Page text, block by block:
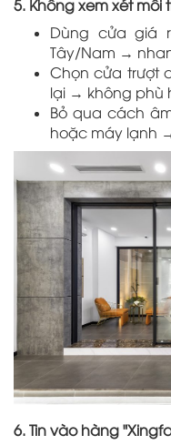
5. Không xem xét
Dùng cửa giá
Tây/Nam →
Chọn cửa trượt
lại → không phù
Bỏ qua cách
hoặc máy lạnh
6. Tin vào hàng